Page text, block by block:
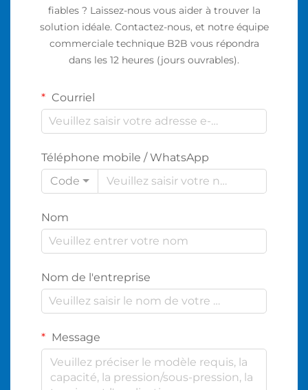
fiables ? Laissez-nous vous aider à trouver la
solution idéale. Contactez-nous, et notre équipe
commerciale technique B2B vous répondra
dans les 12 heures (jours ouvrables).
Courriel
Téléphone mobile / WhatsApp
Code
Nom
Nom de l'entreprise
Message